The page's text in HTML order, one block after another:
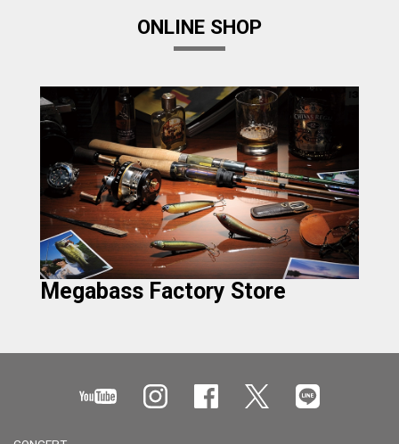
ONLINE SHOP
Megabass Factory Store